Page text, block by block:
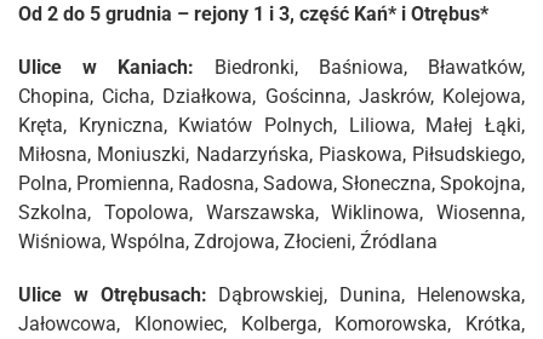
Od 2 do 5 grudnia – rejony 1 i 3, część Kań* i Otrębus*
Ulice w Kaniach: Biedronki, Baśniowa, Bławatków,
Chopina, Cicha, Działkowa, Gościnna, Jaskrów, Kolejowa,
Kręta, Kryniczna, Kwiatów Polnych, Liliowa, Małej Łąki,
Miłosna, Moniuszki, Nadarzyńska, Piaskowa, Piłsudskiego,
Polna, Promienna, Radosna, Sadowa, Słoneczna, Spokojna,
Szkolna, Topolowa, Warszawska, Wiklinowa, Wiosenna,
Wiśniowa, Wspólna, Zdrojowa, Złocieni, Źródlana
Ulice w Otrębusach: Dąbrowskiej, Dunina, Helenowska,
Jałowcowa, Klonowiec, Kolberga, Komorowska, Krótka,